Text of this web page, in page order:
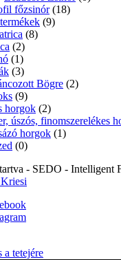
főzsinór (18)
(9)
(8)
(2)
(1)
(3)
Bögre (2)
(9)
horgok (2)
úszós, finomszerelékes
horgok (1)
(0)
- SEDO - Intelligent
a tetejére